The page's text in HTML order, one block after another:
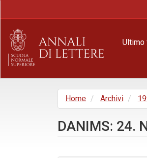
principale
Barra
laterale
Home Archivi
DANIMS: 24.